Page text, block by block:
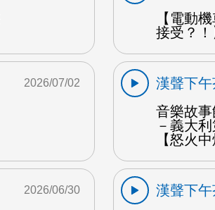
【電動
接受？
2026/07/02
漢聲下午
音樂故
－義大
【怒火
2026/06/30
漢聲下午